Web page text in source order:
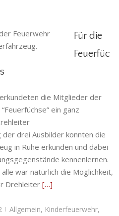
hoch hinaus
Für die
Feuerfüc
die Mitglieder der
ein ganz
drei Ausbilder konnten die
in Ruhe erkunden und dabei
kennenlernen.
war natürlich die Möglichkeit,
Drehleiter […]
| Allgemein, Kinderfeuerwehr,